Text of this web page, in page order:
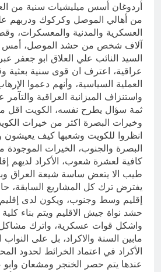
أردوغان أسس ميليشيات سنية من
من أهالي الموصل وكركوك ودربهم
العسكرية والمدنية والمعسكرات،
آلاف شخص من حشد الموصل، أمس
السيد النائب علي العلاق ابو جعفر
عراقية، اعترف ان قوى سنية
العملية السياسية، وأنهم دعموا
واستنزاف الميزانية العراقية والتآمر
ثمة سؤال يطرح نفسه، الكويت اقل
وخيرات البصرة اكثر من خيرات
انظروا للكويت وشعبها كيف يعيشون
البصرة والجنوب، الخيرات الموجودة
كافية لعشرة شعوب، الأكراد لديهم
يفترض ترك كل المشاريع السابقة،
إقليم وسط وجنوب، ويكون لدى
حشد نواة جيش الاقليم ويتم بناء
واشكل قوات عسكرية، واترك
مابين السنة والاكراد، بل على النواب
الأكراد في اعتماد الخرائط لحدود
عندها يتم حصر الخنجر ومشعان